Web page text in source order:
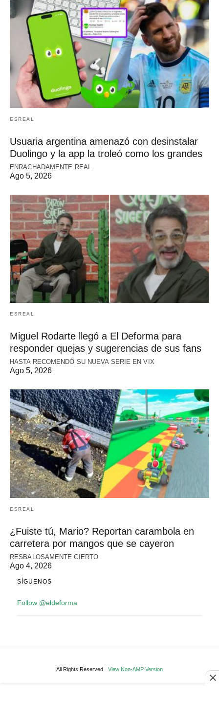
ESREAL
Usuaria argentina amenazó con desinstalar
Duolingo y la app la troleó como los grandes
ENRACHADAMENTE REAL
Ago 5, 2026
ESREAL
Miguel Rodarte llegó a El Deforma para
responder quejas y sugerencias de sus fans
HASTA RECOMENDÓ SU NUEVA SERIE EN VIX
Ago 5, 2026
ESREAL
¿Fuiste tú, Mario? Reportan carambola en
carretera por mangos que se cayeron
RESBALOSAMENTE CIERTO
Ago 4, 2026
SÍGUENOS
Follow @eldeforma
All Rights Reserved View Non-AMP Version